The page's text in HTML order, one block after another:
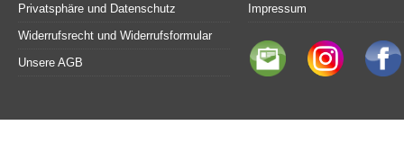
Privatsphäre und Datenschutz
Widerrufsrecht und Widerrufsformular
Unsere AGB
Impressum